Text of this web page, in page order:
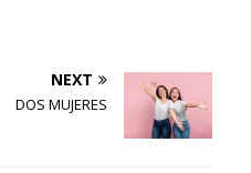
NEXT
DOS MUJERES